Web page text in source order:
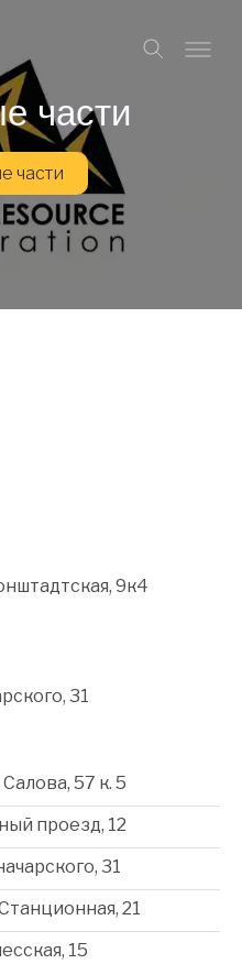
части
части
9к4
31
57 к. 5
проезд, 12
31
21
15